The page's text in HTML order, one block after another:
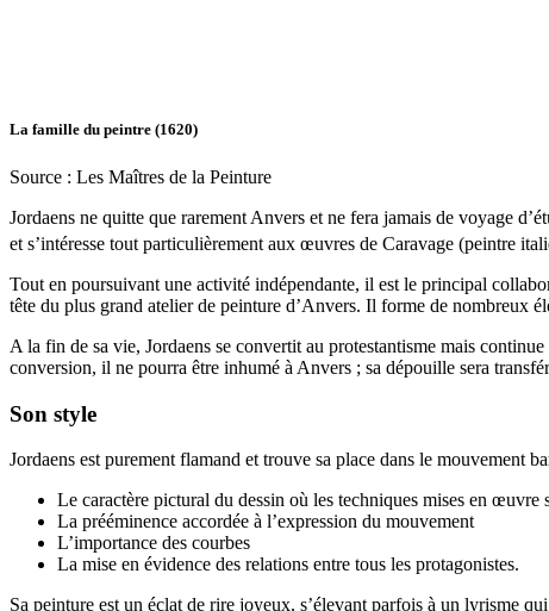
La famille du peintre (1620)
Source : Les Maîtres de la Peinture
Jordaens ne quitte que rarement Anvers et ne fera jamais de voyage
et s’intéresse tout particulièrement aux œuvres de Caravage (peintre
Tout en poursuivant une activité indépendante, il est le principal
tête du plus grand atelier de peinture d’Anvers. Il forme de nombreux
A la fin de sa vie, Jordaens se convertit au protestantisme mais
conversion, il ne pourra être inhumé à Anvers ; sa dépouille sera
Son style
Jordaens est purement flamand et trouve sa place dans le mouvement
Le caractère pictural du dessin où les techniques mises en œuvre
La prééminence accordée à l’expression du mouvement
L’importance des courbes
La mise en évidence des relations entre tous les protagonistes.
Sa peinture est un éclat de rire joyeux, s’élevant parfois à un lyrisme